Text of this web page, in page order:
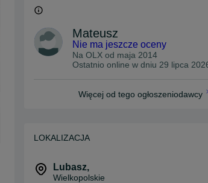
Mateusz
Nie ma jeszcze oceny
Na OLX od maja 2014
Ostatnio online w dniu 29 lipca
Więcej od tego ogłoszeniodawcy
LOKALIZACJA
Lubasz,
Wielkopolskie